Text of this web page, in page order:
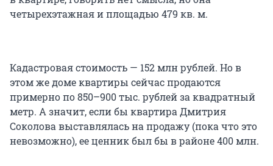
четырехэтажная и площадью 479 кв. м.
Кадастровая стоимость — 152 млн рублей. Но в
этом же доме квартиры сейчас продаются
примерно по 850–900 тыс. рублей за квадратный
метр. А значит, если бы квартира Дмитрия
Соколова выставлялась на продажу (пока что это
невозможно), ее ценник был бы в районе 400 млн.